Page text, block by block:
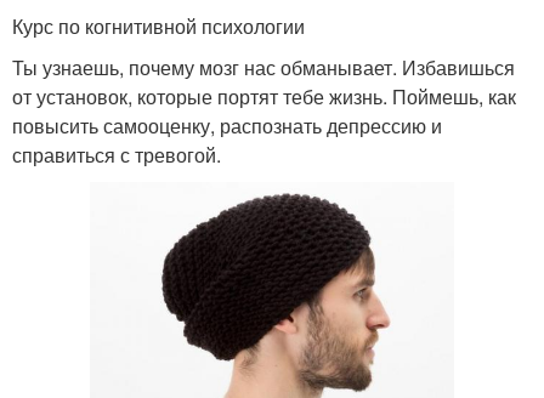
Курс по когнитивной психологии
Ты узнаешь, почему мозг нас обманывает. Избавишься
от установок, которые портят тебе жизнь. Поймешь, как
повысить самооценку, распознать депрессию и
справиться с тревогой.